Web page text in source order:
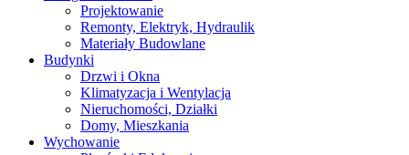
Projektowanie
Remonty, Elektryk, Hydraulik
Materiały Budowlane
Budynki
Drzwi i Okna
Klimatyzacja i Wentylacja
Nieruchomości, Działki
Domy, Mieszkania
Wychowanie